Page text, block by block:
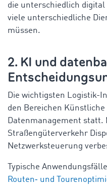
die unterschiedlich
viele unterschiedliche
müssen.
2. KI und
Die wichtigsten Logistik-
den Bereichen
Datenmanagement statt.
Straßengüterverkehr
Netzwerksteuerung
Typische
Routen‑ und